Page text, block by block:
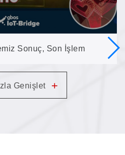
Sonuç, Son İşlem
Genişlet +